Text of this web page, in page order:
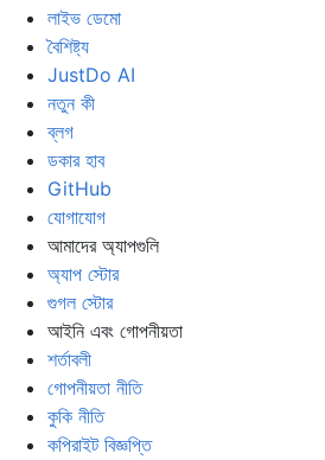
লাইভ ডেমো
বৈশিষ্ট্য
JustDo AI
নতুন কী
ব্লগ
ডকার হাব
GitHub
যোগাযোগ
আমাদের অ্যাপগুলি
অ্যাপ স্টোর
গুগল স্টোর
আইনি এবং গোপনীয়তা
শর্তাবলী
গোপনীয়তা নীতি
কুকি নীতি
কপিরাইট বিজ্ঞপ্তি